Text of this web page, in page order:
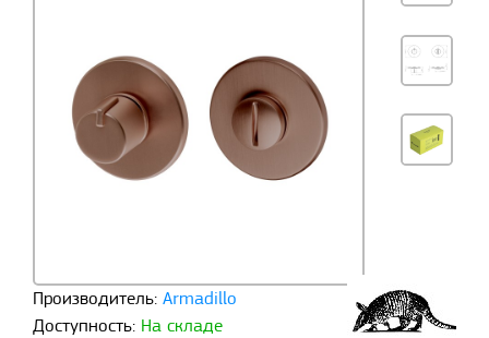
Производитель: Armadillo
Доступность: На складе